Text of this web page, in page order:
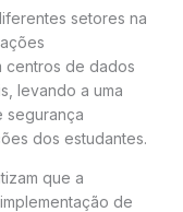
setores na
centros de dados
levando a uma
segurança
dos estudantes.
que a
de